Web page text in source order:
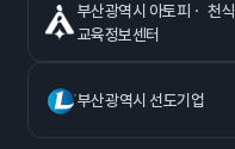
부산광역시 아토피ㆍ 천식
교육정보센터
부산광역시 선도기업